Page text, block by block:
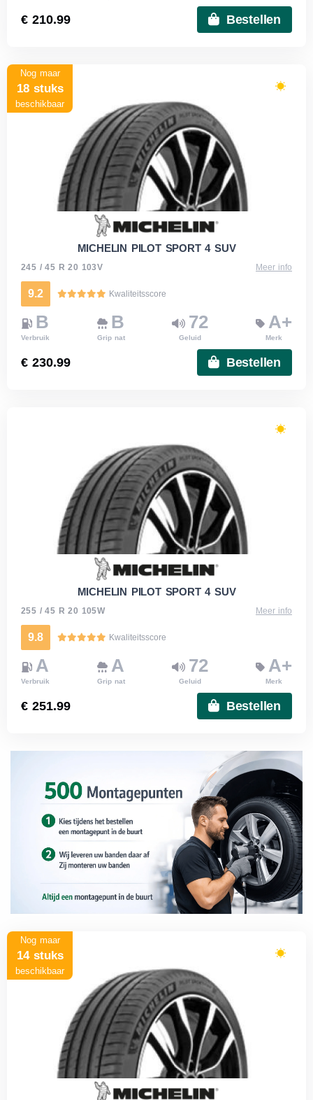
€ 210.99 Bestellen
Nog maar
18 stuks
beschikbaar
MICHELIN PILOT SPORT 4 SUV
245 / 45 R 20 103V Meer info
9.2 Kwaliteitsscore
B
Verbruik
B
Grip nat
72
Geluid
A+
Merk
€ 230.99 Bestellen
MICHELIN PILOT SPORT 4 SUV
255 / 45 R 20 105W Meer info
9.8 Kwaliteitsscore
A
Verbruik
A
Grip nat
72
Geluid
A+
Merk
€ 251.99 Bestellen
Nog maar
14 stuks
beschikbaar